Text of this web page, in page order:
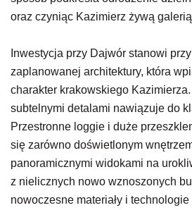
oraz czyniąc Kazimierz żywą
Inwestycja przy Dajwór stanowi
zaplanowanej architektury, która
charakter krakowskiego
subtelnymi detalami nawiązuje do
Przestronne loggie i duże
się zarówno doświetlonym
panoramicznymi widokami na
z nielicznych nowo wznoszonych
nowoczesne materiały i